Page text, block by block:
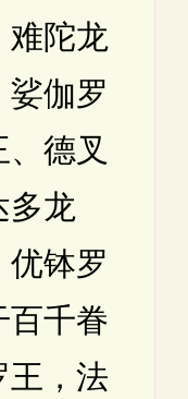
难陀龙
娑伽罗
德叉
多龙
优钵罗
百千眷
王，法